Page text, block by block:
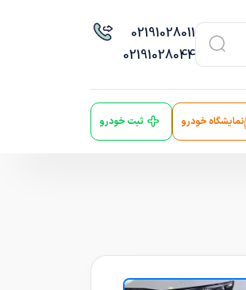
02191028011
02191028044
نمایشگاه خودرو ثبت خودرو